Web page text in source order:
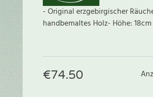
- Original erzgebirgischer
handbemaltes Holz- Höhe: 18cm
€74.50